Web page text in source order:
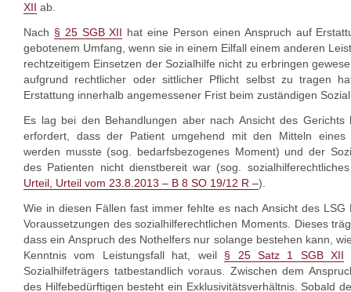
XII ab.
Nach § 25 SGB XII hat eine Person einen Anspruch auf
gebotenem Umfang, wenn sie in einem Eilfall einem anderen
rechtzeitigem Einsetzen der Sozialhilfe nicht zu erbringen
aufgrund rechtlicher oder sittlicher Pflicht selbst zu tragen
Erstattung innerhalb angemessener Frist beim zuständigen
Es lag bei den Behandlungen aber nach Ansicht des Gerichts
erfordert, dass der Patient umgehend mit den Mitteln eines
werden musste (sog. bedarfsbezogenes Moment) und der
des Patienten nicht dienstbereit war (sog.
Urteil, Urteil vom 23.8.2013 – B 8 SO 19/12 R –).
Wie in diesen Fällen fast immer fehlte es nach Ansicht des
Voraussetzungen des sozialhilferechtlichen Moments. Dieses
dass ein Anspruch des Nothelfers nur solange bestehen kann,
Kenntnis vom Leistungsfall hat, weil § 25 Satz 1 SGB XII
Sozialhilfeträgers tatbestandlich voraus. Zwischen dem
des Hilfebedürftigen besteht ein Exklusivitätsverhältnis. Sobald